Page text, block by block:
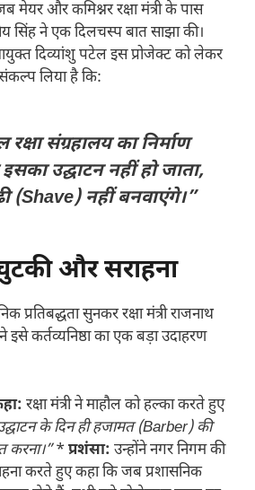
मेयर और कमिश्नर रक्षा मंत्री के पास
सिंह ने एक दिलचस्प बात साझा की।
दिव्यांशु पटेल इस प्रोजेक्ट को लेकर
लिया है कि:
संग्रहालय का निर्माण
इसका उद्घाटन नहीं हो जाता,
(Shave) नहीं बनवाएंगे।”
चुटकी और सराहना
प्रतिबद्धता सुनकर रक्षा मंत्री राजनाथ
इसे कर्तव्यनिष्ठा का एक बड़ा उदाहरण
रक्षा मंत्री ने माहौल को हल्का करते हुए
के दिन ही हजामत (Barber) की
करना।”*प्रशंसा: उन्होंने नगर निगम की
करते हुए कहा कि जब प्रशासनिक